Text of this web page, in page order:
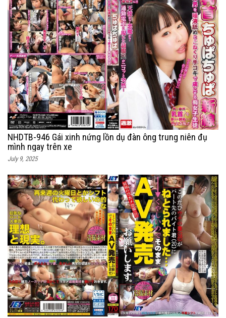
NHDTB-946 Gái xinh nứng lồn dụ đàn ông trung niên đụ
mình ngay trên xe
July 9, 2025